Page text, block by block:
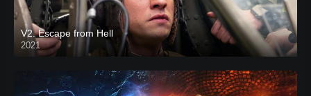
V2. Escape from Hell
2021